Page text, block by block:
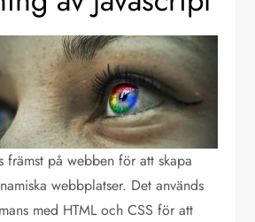
främst på webben för att skapa
webbplatser. Det används
med HTML och CSS för att